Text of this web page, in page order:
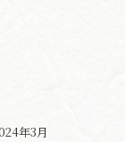
年3月